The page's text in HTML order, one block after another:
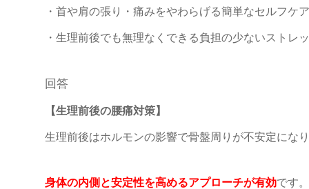
・首や肩の張り・痛みをやわらげる簡単なセルフケア
・生理前後でも無理なくできる負担の少ないストレ
回答
【生理前後の腰痛対策】
生理前後はホルモンの影響で骨盤周りが不安定にな
身体の内側と安定性を高めるアプローチが有効です。